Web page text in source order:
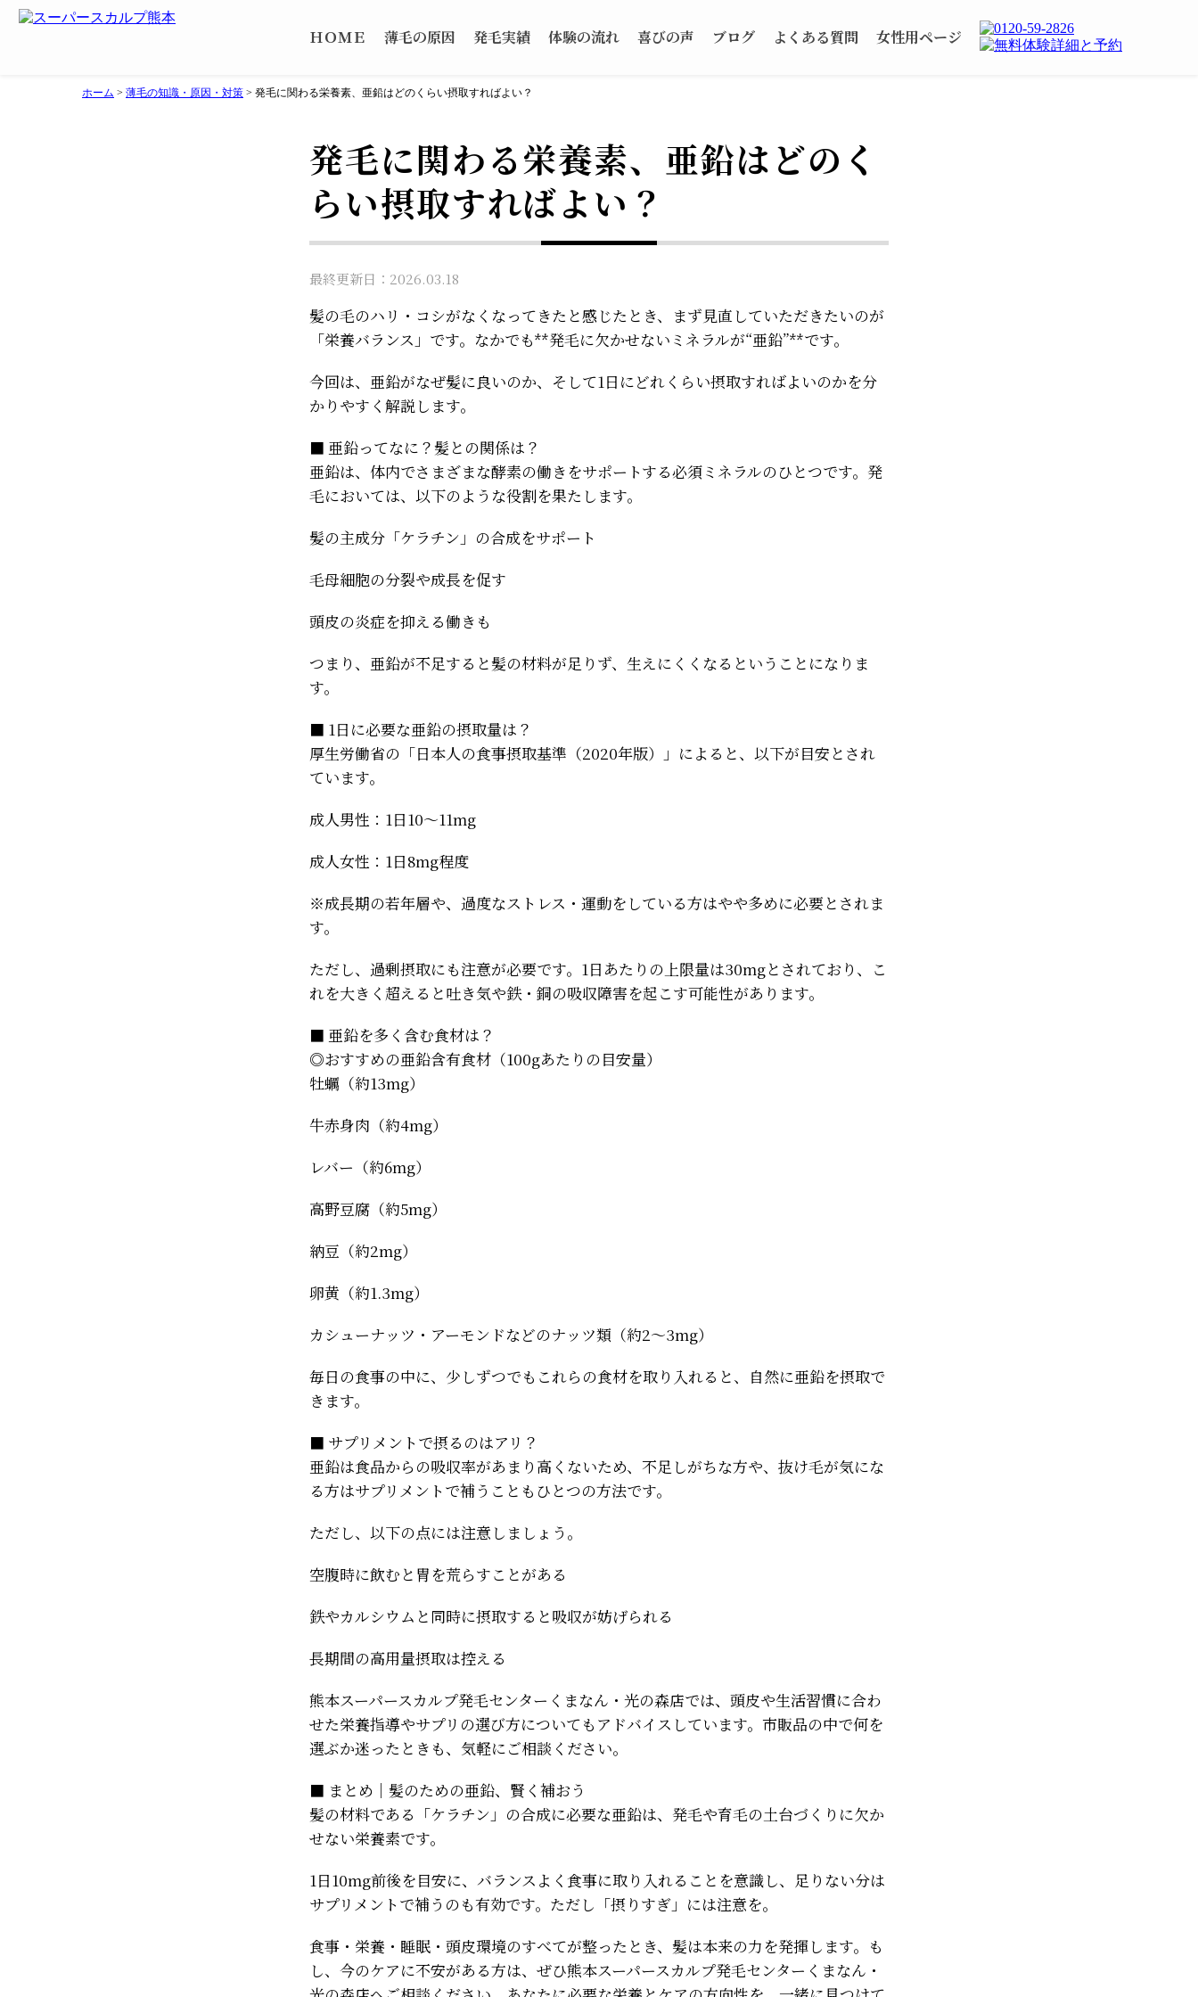
ＨＯＭＥ 薄毛の原因 発毛実績 体験の流れ 喜びの声 ブログ よくある質問 女性用ページ
ホーム > 薄毛の知識・原因・対策 > 発毛に関わる栄養素、亜鉛はどのくらい摂取すればよい？
発毛に関わる栄養素、亜鉛はどのく
らい摂取すればよい？
最終更新日：2026.03.18
髪の毛のハリ・コシがなくなってきたと感じたとき、まず見直していただきたいのが
「栄養バランス」です。なかでも**発毛に欠かせないミネラルが“亜鉛”**です。
今回は、亜鉛がなぜ髪に良いのか、そして1日にどれくらい摂取すればよいのかを分
かりやすく解説します。
■ 亜鉛ってなに？髪との関係は？
亜鉛は、体内でさまざまな酵素の働きをサポートする必須ミネラルのひとつです。発
毛においては、以下のような役割を果たします。
髪の主成分「ケラチン」の合成をサポート
毛母細胞の分裂や成長を促す
頭皮の炎症を抑える働きも
つまり、亜鉛が不足すると髪の材料が足りず、生えにくくなるということになりま
す。
■ 1日に必要な亜鉛の摂取量は？
厚生労働省の「日本人の食事摂取基準（2020年版）」によると、以下が目安とされ
ています。
成人男性：1日10〜11mg
成人女性：1日8mg程度
※成長期の若年層や、過度なストレス・運動をしている方はやや多めに必要とされま
す。
ただし、過剰摂取にも注意が必要です。1日あたりの上限量は30mgとされており、こ
れを大きく超えると吐き気や鉄・銅の吸収障害を起こす可能性があります。
■ 亜鉛を多く含む食材は？
◎おすすめの亜鉛含有食材（100gあたりの目安量）
牡蠣（約13mg）
牛赤身肉（約4mg）
レバー（約6mg）
高野豆腐（約5mg）
納豆（約2mg）
卵黄（約1.3mg）
カシューナッツ・アーモンドなどのナッツ類（約2〜3mg）
毎日の食事の中に、少しずつでもこれらの食材を取り入れると、自然に亜鉛を摂取で
きます。
■ サプリメントで摂るのはアリ？
亜鉛は食品からの吸収率があまり高くないため、不足しがちな方や、抜け毛が気にな
る方はサプリメントで補うこともひとつの方法です。
ただし、以下の点には注意しましょう。
空腹時に飲むと胃を荒らすことがある
鉄やカルシウムと同時に摂取すると吸収が妨げられる
長期間の高用量摂取は控える
熊本スーパースカルプ発毛センターくまなん・光の森店では、頭皮や生活習慣に合わ
せた栄養指導やサプリの選び方についてもアドバイスしています。市販品の中で何を
選ぶか迷ったときも、気軽にご相談ください。
■ まとめ｜髪のための亜鉛、賢く補おう
髪の材料である「ケラチン」の合成に必要な亜鉛は、発毛や育毛の土台づくりに欠か
せない栄養素です。
1日10mg前後を目安に、バランスよく食事に取り入れることを意識し、足りない分は
サプリメントで補うのも有効です。ただし「摂りすぎ」には注意を。
食事・栄養・睡眠・頭皮環境のすべてが整ったとき、髪は本来の力を発揮します。も
し、今のケアに不安がある方は、ぜひ熊本スーパースカルプ発毛センターくまなん・